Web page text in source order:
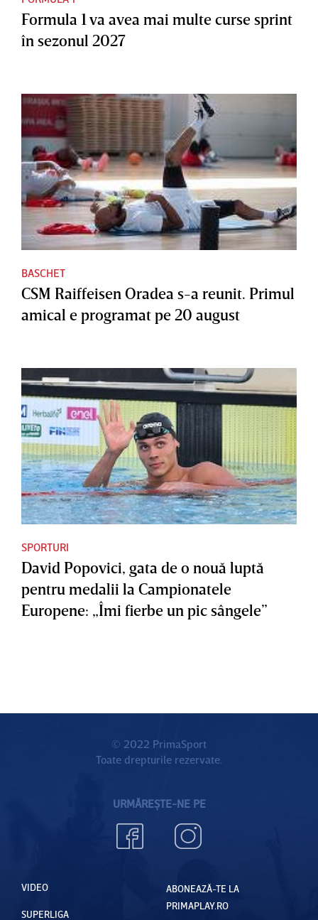
Formula 1 va avea mai multe curse sprint
în sezonul 2027
BASCHET
CSM Raiffeisen Oradea s-a reunit. Primul
amical e programat pe 20 august
SPORTURI
David Popovici, gata de o nouă luptă
pentru medalii la Campionatele
Europene: „Îmi fierbe un pic sângele”
© 2022 PrimaSport
Toate drepturile rezervate.
URMĂREȘTE-NE PE
VIDEO
SUPERLIGA
ABONEAZĂ-TE LA
PRIMAPLAY.RO